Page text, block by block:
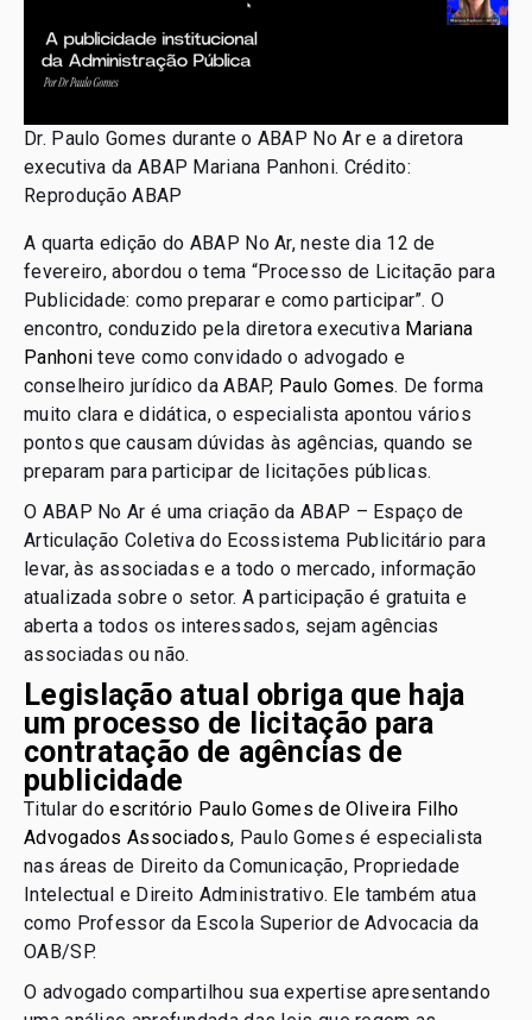
Dr. Paulo Gomes durante o ABAP No Ar e a diretora
executiva da ABAP Mariana Panhoni. Crédito:
Reprodução ABAP
A quarta edição do ABAP No Ar, neste dia 12 de
fevereiro, abordou o tema “Processo de Licitação para
Publicidade: como preparar e como participar”. O
encontro, conduzido pela diretora executiva Mariana
Panhoni teve como convidado o advogado e
conselheiro jurídico da ABAP, Paulo Gomes. De forma
muito clara e didática, o especialista apontou vários
pontos que causam dúvidas às agências, quando se
preparam para participar de licitações públicas.
O ABAP No Ar é uma criação da ABAP – Espaço de
Articulação Coletiva do Ecossistema Publicitário para
levar, às associadas e a todo o mercado, informação
atualizada sobre o setor. A participação é gratuita e
aberta a todos os interessados, sejam agências
associadas ou não.
Legislação atual obriga que haja
um processo de licitação para
contratação de agências de
publicidade
Titular doescritório Paulo Gomes de Oliveira Filho
Advogados Associados, Paulo Gomes é especialista
nas áreas de Direito da Comunicação, Propriedade
Intelectual e Direito Administrativo. Ele também atua
como Professor da Escola Superior de Advocacia da
OAB/SP.
O advogado compartilhou sua expertise apresentando